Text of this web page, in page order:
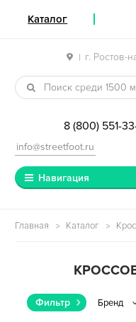
| г. Ростов-
Перейти к навигации
Перейти к
8 (800) 551-
info@streetfoot.ru
Навигация
Главная Каталог
Фильтр
Каталог